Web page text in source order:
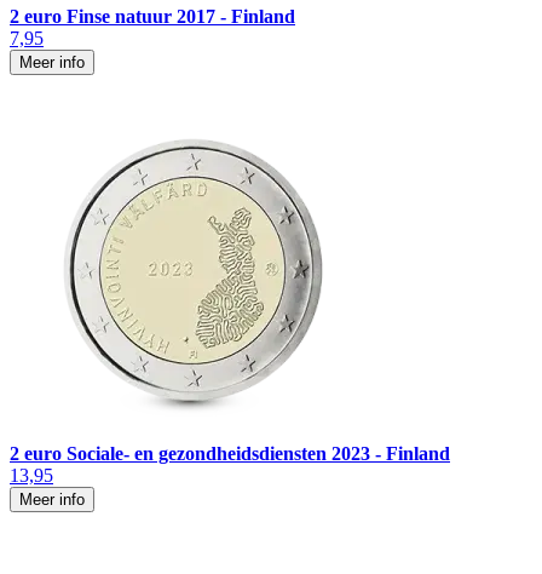
2 euro Finse natuur 2017 - Finland
7,95
Meer info
2 euro Sociale- en gezondheidsdiensten 2023 - Finland
13,95
Meer info